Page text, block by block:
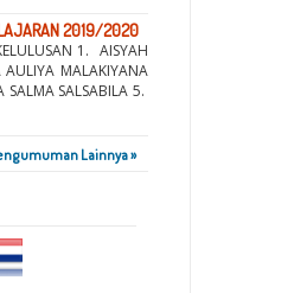
2019/2020
1. AISYAH
MALAKIYANA
SALSABILA 5.
Lainnya »